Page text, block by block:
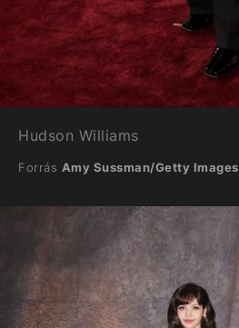
Hudson Williams
Forrás Amy Sussman/Getty Images